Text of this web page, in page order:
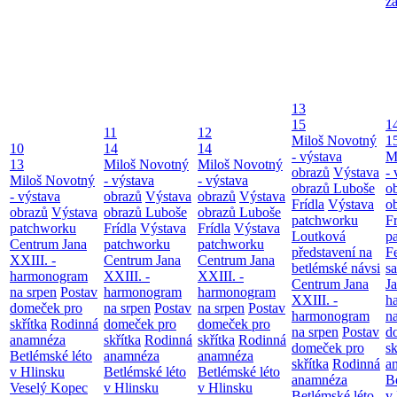
10
13
Miloš Novotný
- výstava
obrazů Výstava
patchworku
Centrum Jana
XXIII. -
harmonogram
na srpen Postav
domeček pro
skřítka Rodinná
anamnéza
Betlémské léto
v Hlinsku
Veselý Kopec
11
14
Miloš Novotný
- výstava
obrazů Výstava
obrazů Luboše
Frídla Výstava
patchworku
Centrum Jana
XXIII. -
harmonogram
na srpen Postav
domeček pro
skřítka Rodinná
anamnéza
Betlémské léto
v Hlinsku
12
14
Miloš Novotný
- výstava
obrazů Výstava
obrazů Luboše
Frídla Výstava
patchworku
Centrum Jana
XXIII. -
harmonogram
na srpen Postav
domeček pro
skřítka Rodinná
anamnéza
Betlémské léto
v Hlinsku
13
15
Miloš Novotný
- výstava
obrazů Výstava
obrazů Luboše
Frídla Výstava
patchworku
Loutková
představení na
betlémské návsi
Centrum Jana
XXIII. -
harmonogram
na srpen Postav
domeček pro
skřítka Rodinná
anamnéza
-